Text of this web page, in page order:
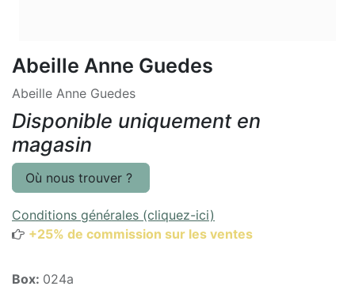
Abeille Anne Guedes
Abeille Anne Guedes
Disponible uniquement en
magasin
Où nous trouver ?
Conditions générales (cliquez-ici)
+25% de commission sur les ventes
Box: 024a